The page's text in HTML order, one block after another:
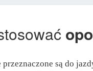
są do